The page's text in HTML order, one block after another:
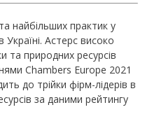
найбільших практик у
Україні. Астерс високо
та природних ресурсів
Chambers Europe 2021
до трійки фірм-лідерів в
за даними рейтингу